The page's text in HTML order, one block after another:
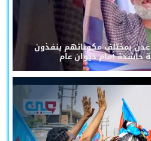
عدن بمختلف مكوناتهم ينفذون
حاشدة أمام ديوان عام